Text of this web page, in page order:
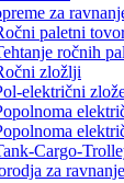
za
paletni
ročnih
zložlji
električni
Cargo-
za ravnanje